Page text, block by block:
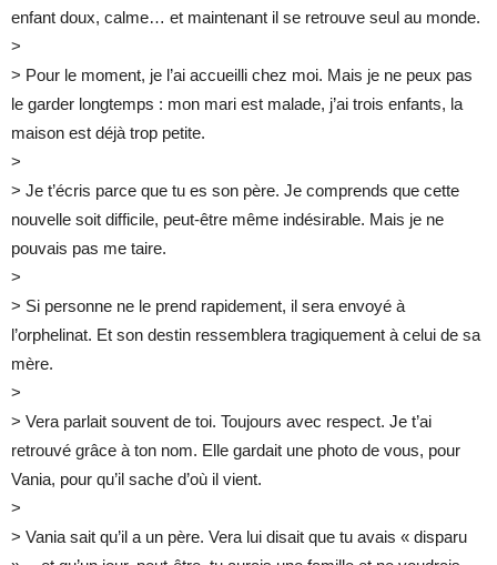
enfant doux, calme… et maintenant il se retrouve seul au monde.
>
> Pour le moment, je l’ai accueilli chez moi. Mais je ne peux pas
le garder longtemps : mon mari est malade, j’ai trois enfants, la
maison est déjà trop petite.
>
> Je t’écris parce que tu es son père. Je comprends que cette
nouvelle soit difficile, peut-être même indésirable. Mais je ne
pouvais pas me taire.
>
> Si personne ne le prend rapidement, il sera envoyé à
l’orphelinat. Et son destin ressemblera tragiquement à celui de sa
mère.
>
> Vera parlait souvent de toi. Toujours avec respect. Je t’ai
retrouvé grâce à ton nom. Elle gardait une photo de vous, pour
Vania, pour qu’il sache d’où il vient.
>
> Vania sait qu’il a un père. Vera lui disait que tu avais « disparu